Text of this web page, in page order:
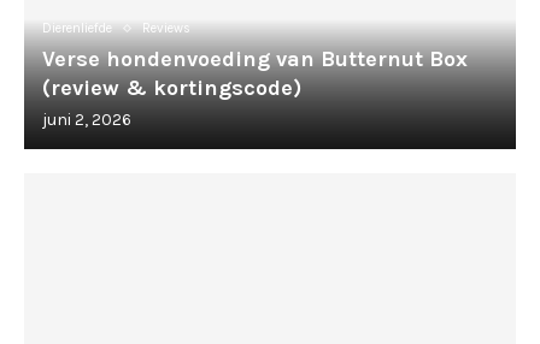
Dierenliefde Reviews
Verse hondenvoeding van Butternut Box
(review & kortingscode)
juni 2, 2026